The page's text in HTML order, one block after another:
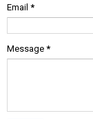
Email *
Message *